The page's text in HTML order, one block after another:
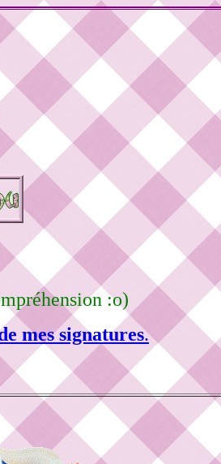
:o)
mes signatures.